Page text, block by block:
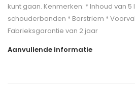
kunt gaan. Kenmerken: * Inhoud van
schouderbanden * Borstriem *
Fabrieksgarantie van 2 jaar
Aanvullende informatie